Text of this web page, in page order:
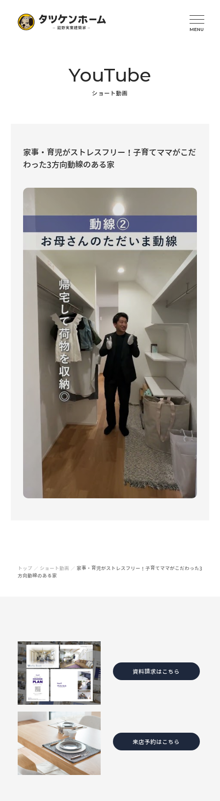
YouTube
ショート動画
家事・育児がストレスフリー！子育てママがこだ
わった3方向動線のある家
トップ ／ ショート動画 ／ 家事・育児がストレスフリー！子育てママがこだわった3
方向動線のある家
資料請求はこちら
来店予約はこちら